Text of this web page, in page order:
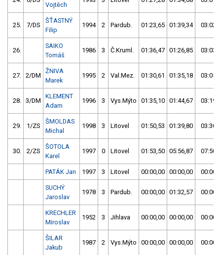
Vojtěch
25. 7/DS
ŠŤASTNÝ
Filip
1994 2 Pardub. 01:23,65 01:39,34
26.
SAIKO
Tomáš
1986 3 Č.Kruml. 01:36,47 01:26,85
27. 2/DM
ŽNIVA
Marek
1995 2 Val.Mez. 01:30,61 01:35,18
28. 3/DM
KLEMENT
Adam
1996 3 Vys.Mýto 01:35,10 01:44,67
29. 1/ZS
ŠMOLDAS
Michal
1998 3 Litovel 01:50,53 01:39,80
30. 2/ZS
ŠOTOLA
Karel
1997 0 Litovel 01:53,50 05:56,87
PATÁK Jan 1997 3 Litovel 00:00,00 00:00,00
SUCHÝ
Jaroslav
1978 3 Pardub. 00:00,00 01:32,57
KRECHLER
Miroslav
1952 3 Jihlava 00:00,00 00:00,00
ŠILAR
Jakub
1987 2 Vys.Mýto 00:00,00 00:00,00